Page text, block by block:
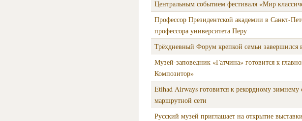
Центральным событием фестиваля «Мир
Профессор Президентской академии в Санкт-
профессора университета Перу
Трёхдневный Форум крепкой семьи завершился
Музей-заповедник «Гатчина» готовится к
Композитор»
Etihad Airways готовится к рекордному
маршрутной сети
Русский музей приглашает на открытие